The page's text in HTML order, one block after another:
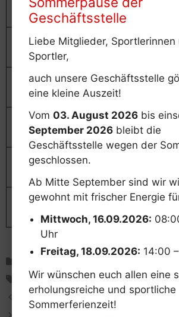
Platz
München II
286,75
Platz
TV Kaufbeuren 282,95
Platz
TSV Monheim 276,7
Platz
TSV Haar II 275,4
TSV
263,8
Kategorien
Schlagwörter
Turnen
Turnen. Tänzelfest 2023
Geschäftsstelle
Liebe Mitglieder, Sportlerinnen
Sportler,
auch unsere Geschäftsstelle
eine kleine Auszeit!
Vom 03. August 2026 bis
September 2026 bleibt die
Geschäftsstelle wegen der
geschlossen.
Ab Mitte September sind wir
gewohnt mit frischer Energie
Mittwoch, 16.09.2026:
Uhr
Freitag, 18.09.2026: 14:00
Wir wünschen euch allen eine
erholungsreiche und sportliche
Sommerferienzeit!